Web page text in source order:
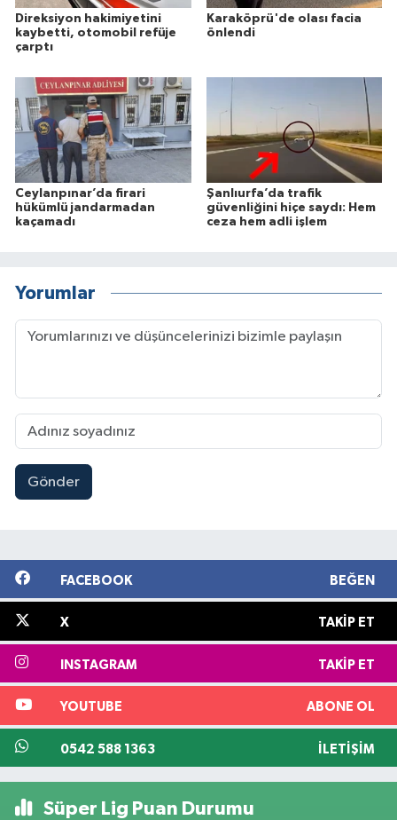
Direksiyon hakimiyetini
kaybetti, otomobil refüje
çarptı
Karaköprü'de olası facia
önlendi
Ceylanpınar’da firari
hükümlü jandarmadan
kaçamadı
Şanlıurfa’da trafik
güvenliğini hiçe saydı: Hem
ceza hem adli işlem
Yorumlar
Gönder
FACEBOOK BEĞEN
X TAKIP ET
INSTAGRAM TAKIP ET
YOUTUBE ABONE OL
0542 588 1363 İLETIŞIM
Süper Lig Puan Durumu